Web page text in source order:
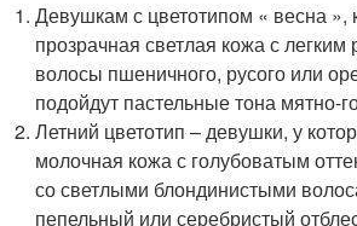
Девушкам с цветотипом « весна »,
прозрачная светлая кожа с
волосы пшеничного, русого или
подойдут пастельные тона мятно-
Летний цветотип – девушки, у
молочная кожа с голубоватым
со светлыми блондинистыми
пепельный или серебристый